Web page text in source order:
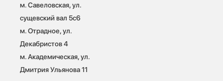
м. Савеловская, ул.
сущевский вал 5с6
м. Отрадное, ул.
Декабристов 4
м. Академическая, ул.
Дмитрия Ульянова 11